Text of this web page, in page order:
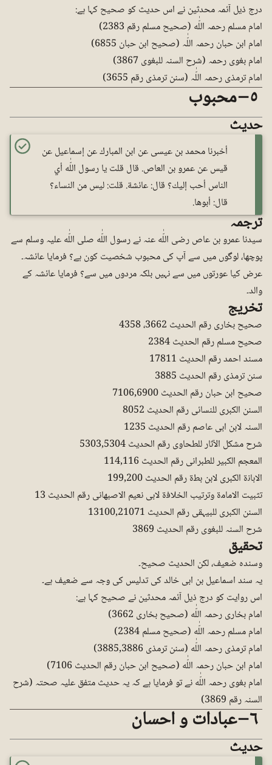
درج ذیل آئمہ محدثین نے اس حدیث کو صحیح کہا ہے:
امام مسلم رحمہ اللّٰه (صحیح مسلم رقم 2383)
امام ابن حبان رحمہ اللّٰہ (صحیح ابن حبان 6855)
امام بغوی رحمہ (شرح السنہ للبغوی 3867)
امام ترمذی رحمہ اللّٰہ (سنن ترمذی رقم 3655)
٥ – محبوب
حدیث
أخبرنا محمد بن عيسى عن ابن المبارك عن إسماعيل عن
قيس عن عمرو بن العاص. قال قلت يا رسول اللّٰه أي
الناس أحب إليك؟ قال: عائشة. قلت: ليس من النساء؟
قال: أبوها.
ترجمہ
سیدنا عمرو بن عاص رضی اللّٰه عنہ نے رسول اللّٰه صلی اللّٰه علیہ وسلم سے
پوچھا، لوگوں میں سے آپ کی محبوب شخصیت کون ہے؟ فرمایا عائشہ۔
عرض کیا عورتوں میں سے نہیں بلکہ مردوں میں سے؟ فرمایا عائشہ کے
والد۔
تخریج
صحیح بخاری رقم الحدیث 3662، 4358
صحیح مسلم رقم الحدیث 2384
مسند احمد رقم الحدیث 17811
سنن ترمذی رقم الحدیث 3885
صحیح ابن حبان رقم الحدیث 7106,6900
السنن الکبری للنسائی رقم الحدیث 8052
السنہ لابن ابی عاصم رقم الحدیث 1235
شرح مشکل الآثار للطحاوی رقم الحدیث 5303,5304
المعجم الکبیر للطبرانی رقم الحدیث 114,116
الابانۃ الکبری لابن بطۃ رقم الحدیث 199,200
تثبیت الامامۃ وترتیب الخلافۃ لابی نعیم الاصبھانی رقم الحدیث 13
السنن الکبری للبیہقی رقم الحدیث 13100,21071
شرح السنہ للبغوی رقم الحدیث 3869
تحقیق
وسندہ ضعیف، لکن الحدیث صحیح۔
یہ سند اسماعیل بن ابی خالد کی تدلیس کی وجہ سے ضعیف ہے۔
اس روایت کو درج ذیل آئمہ محدثین نے صحیح کہا ہے:
امام بخاری رحمہ اللّٰه (صحیح بخاری 3662)
امام مسلم رحمہ اللّٰه (صحیح مسلم 2384)
امام ترمذی رحمہ اللّٰه (سنن ترمذی 3885,3886)
امام ابن حبان رحمہ اللّٰه (صحیح ابن حبان رقم الحدیث 7106)
امام بغوی رحمہ اللّٰه نے تو فرمایا ہے کہ یہ حدیث متفق علیہ صحتہ (شرح
السنہ رقم 3869)
٦ – عبادات و احسان
حدیث